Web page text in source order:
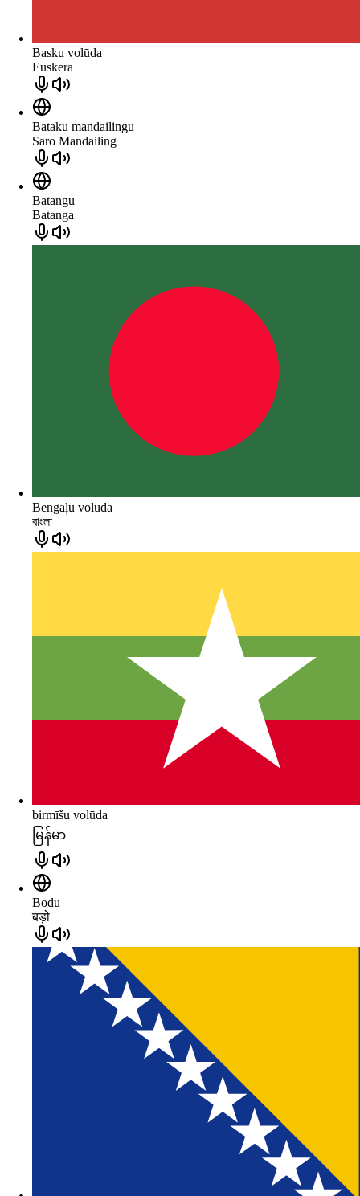
Basku volūda
Euskera
Bataku mandailingu
Saro Mandailing
Batangu
Batanga
Bengāļu volūda
বাংলা
birmīšu volūda
မြန်မာ
Bodu
बड़ो